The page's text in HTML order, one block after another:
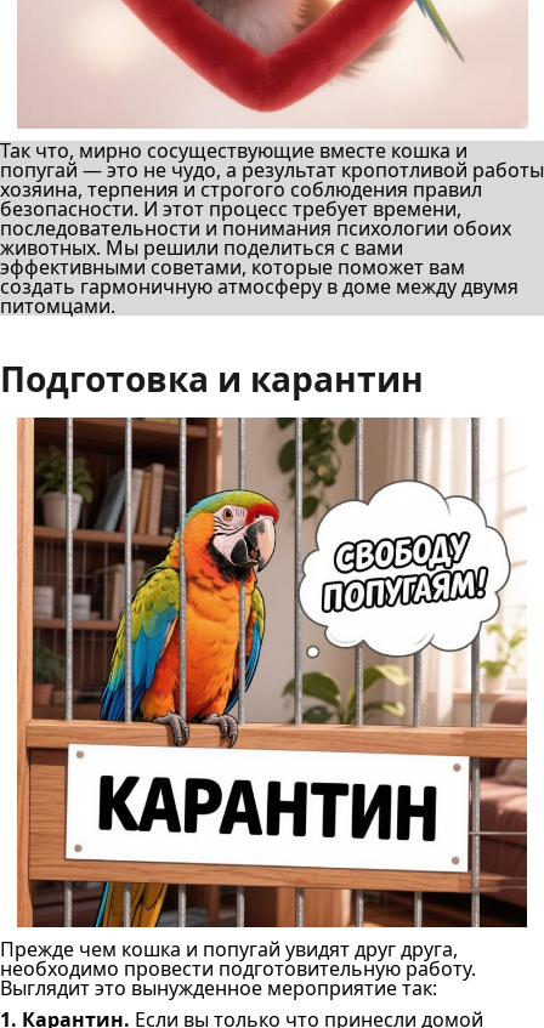
Так что, мирно сосуществующие вместе кошка и
попугай — это не чудо, а результат кропотливой работы
хозяина, терпения и строгого соблюдения правил
безопасности. И этот процесс требует времени,
последовательности и понимания психологии обоих
животных. Мы решили поделиться с вами
эффективными советами, которые поможет вам
создать гармоничную атмосферу в доме между двумя
питомцами.
Подготовка и карантин
Прежде чем кошка и попугай увидят друг друга,
необходимо провести подготовительную работу.
Выглядит это вынужденное мероприятие так:
1. Карантин. Если вы только что принесли домой